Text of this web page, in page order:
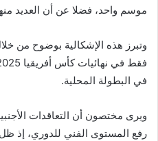
موسم واحد، فضلا عن أن العديد
وتبرز هذه الإشكالية بوضوح من
في البطولة المحلية.
ويرى مختصون أن التعاقدات
رفع المستوى الفني للدوري، إذ